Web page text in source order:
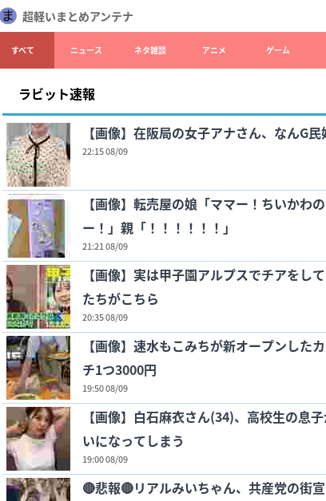
超軽いまとめアンテナ
すべて ニュース ネタ雑談 アニメ ゲーム
ラビット速報
【画像】在阪局の女子アナさん、なんG
22:15 08/09
【画像】転売屋の娘「ママー！ちいかわ
ー！」親「！！！！！！」
21:21 08/09
【画像】実は甲子園アルプスでチアをし
たちがこちら
20:35 08/09
【画像】速水もこみちが新オープンした
チ1つ3000円
19:50 08/09
【画像】白石麻衣さん(34)、高校生の息
いになってしまう
19:00 08/09
🔴悲報🔴リアルみいちゃん、共産党の街